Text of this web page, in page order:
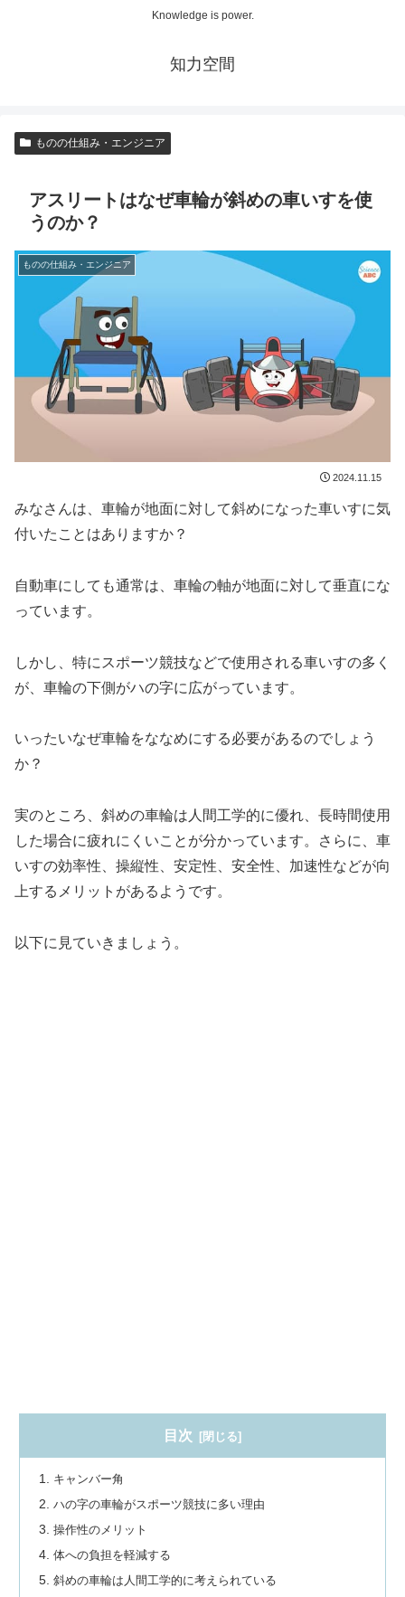
Knowledge is power.
知力空間
ものの仕組み・エンジニア
アスリートはなぜ車輪が斜めの車いすを使
うのか？
ものの仕組み・エンジニア
2024.11.15
みなさんは、車輪が地面に対して斜めになった車いすに気
付いたことはありますか？
自動車にしても通常は、車輪の軸が地面に対して垂直にな
っています。
しかし、特にスポーツ競技などで使用される車いすの多く
が、車輪の下側がハの字に広がっています。
いったいなぜ車輪をななめにする必要があるのでしょう
か？
実のところ、斜めの車輪は人間工学的に優れ、長時間使用
した場合に疲れにくいことが分かっています。さらに、車
いすの効率性、操縦性、安定性、安全性、加速性などが向
上するメリットがあるようです。
以下に見ていきましょう。
目次
キャンバー角
ハの字の車輪がスポーツ競技に多い理由
操作性のメリット
体への負担を軽減する
斜めの車輪は人間工学的に考えられている